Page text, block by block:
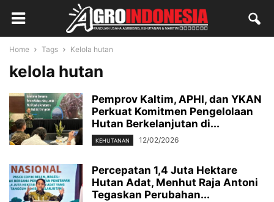
Home Tags Kelola hutan
kelola hutan
Pemprov Kaltim, APHI, dan YKAN
Perkuat Komitmen Pengelolaan
Hutan Berkelanjutan di...
KEHUTANAN 12/02/2026
Percepatan 1,4 Juta Hektare
Hutan Adat, Menhut Raja Antoni
Tegaskan Perubahan...